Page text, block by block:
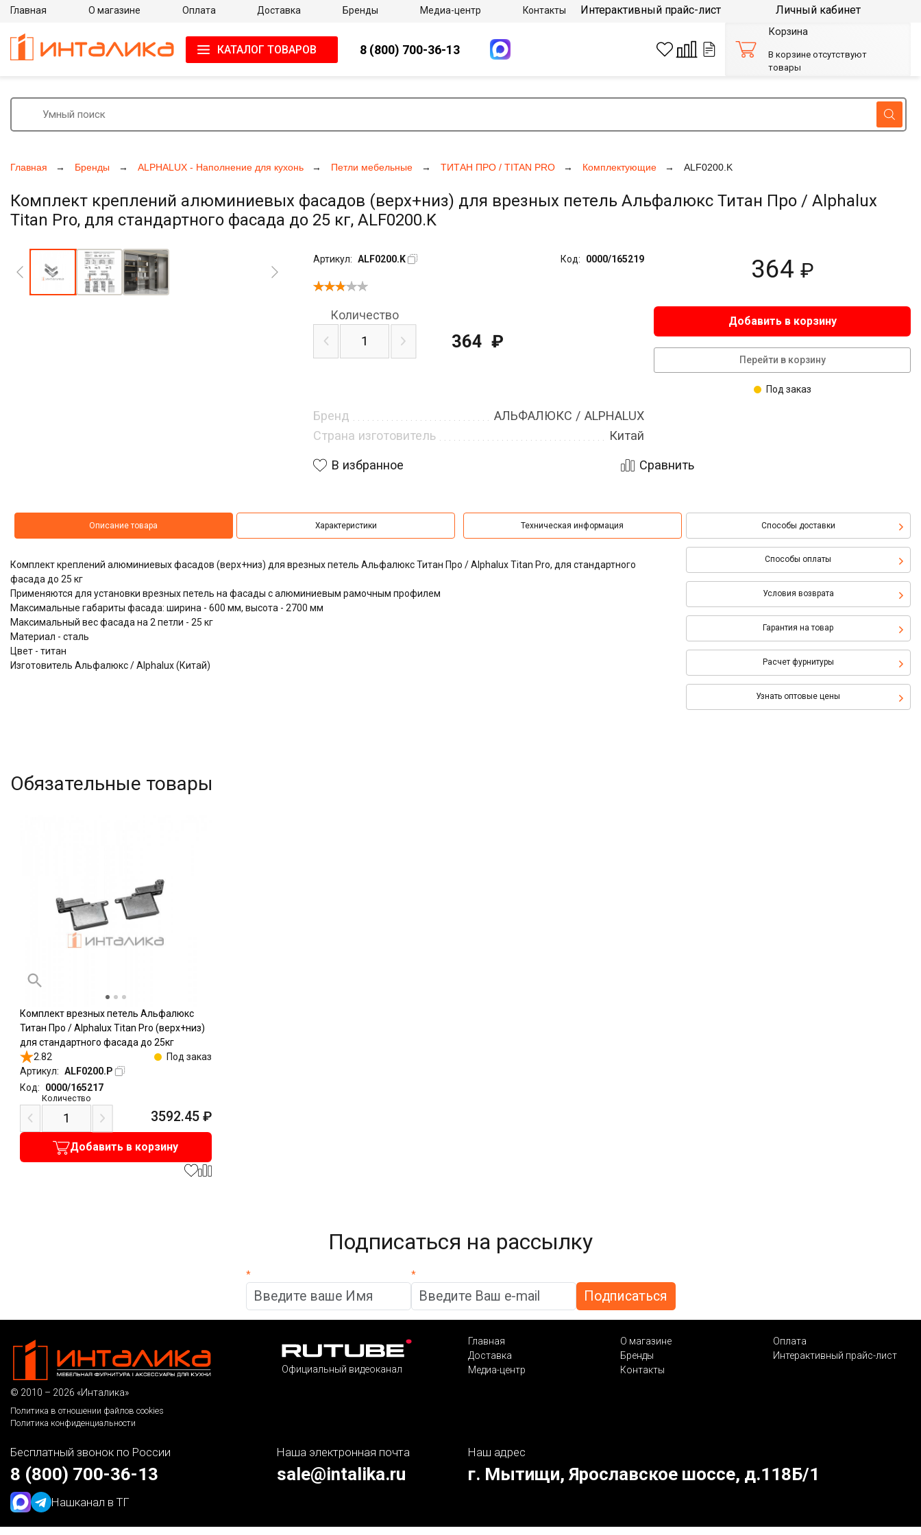
Главная Бренды ALPHALUX - Наполнение для кухонь Петли мебельные ТИТАН ПРО / TITAN PRO Комплектующие ALF0200.K
Комплект креплений алюминиевых фасадов (верх+низ) для врезных петель Альфалюкс Титан Про / Alphalux
Titan Pro, для стандартного фасада до 25 кг, ALF0200.K
Артикул: ALF0200.K Код: 0000/165219 364 ₽
Бренд
АЛЬФАЛЮКС / ALPHALUX
Страна изготовитель
Китай
Количество
364 ₽
Добавить в корзину
Перейти в корзину
Под заказ
В избранное Сравнить
Описание товара Характеристики Техническая информация Способы доставки
Способы оплаты
Условия возврата
Гарантия на товар
Расчет фурнитуры
Узнать оптовые цены
Комплект креплений алюминиевых фасадов (верх+низ) для врезных петель Альфалюкс Титан Про / Alphalux Titan Pro, для стандартного
фасада до 25 кг
Применяются для установки врезных петель на фасады с алюминиевым рамочным профилем
Максимальные габариты фасада: ширина - 600 мм, высота - 2700 мм
Максимальный вес фасада на 2 петли - 25 кг
Материал - сталь
Цвет - титан
Изготовитель Альфалюкс / Alphalux (Китай)
Обязательные товары
Комплект врезных петель Альфалюкс
Титан Про / Alphalux Titan Pro (верх+низ)
для стандартного фасада до 25кг
2.82
Под заказ
Артикул: ALF0200.P
Код:
0000/165217
Количество
3592.45 ₽
Добавить в корзину
Главная О магазине Оплата Доставка Бренды Медиа-центр Контакты Интерактивный прайс-лист Личный кабинет
КАТАЛОГ ТОВАРОВ 8 (800) 700-36-13
Корзина
В корзине отсутствуют
товары
Подписаться на рассылку
* *
© 2010 – 2026 «Инталика»
Политика в отношении файлов cookies
Политика конфиденциальности
Официальный видеоканал
Главная О магазине
Оплата
Доставка
Бренды
Интерактивный прайс-лист
Медиа-центр
Контакты
Бесплатный звонок по России
8 (800) 700-36-13
Нашканал в ТГ
Наша электронная почта
sale@intalika.ru
Наш адрес
г. Мытищи, Ярославское шоссе, д.118Б/1